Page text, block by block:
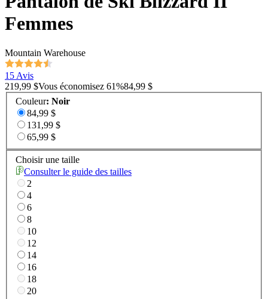
Femmes
Mountain Warehouse
15 Avis
219,99 $Vous économisez 61%84,99 $
Couleur: Noir
84,99 $
131,99 $
65,99 $
Choisir une taille
Consulter le guide des tailles
2
4
6
8
10
12
14
16
18
20